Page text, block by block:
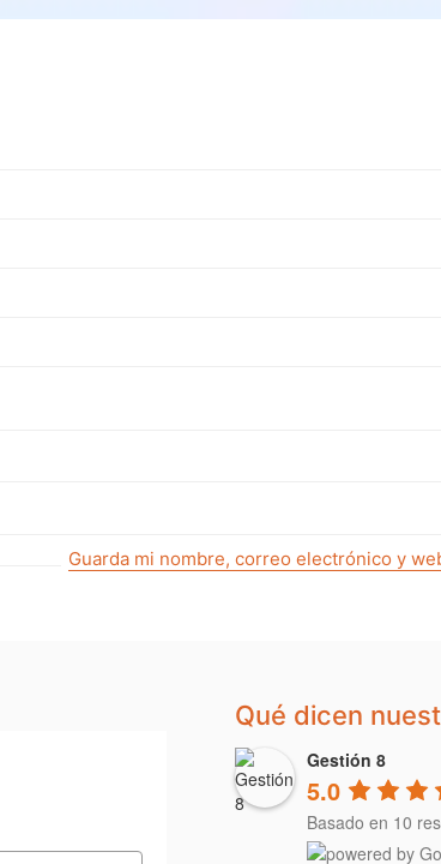
Guarda mi nombre, correo electrónico y
Qué dicen
Gestión 8
5.0
Basado en 10